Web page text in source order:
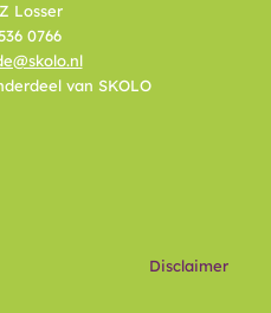
Losser
0766
van SKOLO
Disclaimer